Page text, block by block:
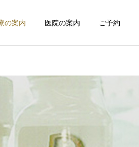
の案内 医院の案内 ご予約
詳細を見る